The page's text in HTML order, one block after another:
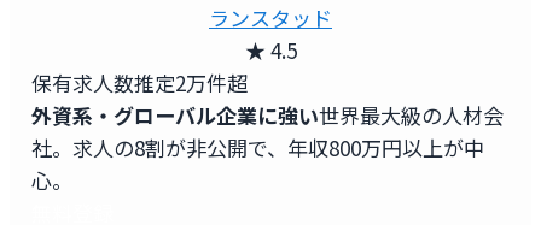
ランスタッド
★ 4.5
保有求人数推定2万件超
外資系・グローバル企業に強い世界最大級の人材会
社。求人の8割が非公開で、年収800万円以上が中
心。